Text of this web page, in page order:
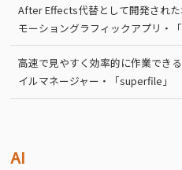
After Effects代替として開発され
モーショングラフィックアプリ・
高速で見やすく効率的に作業でき
イルマネージャー・「superfile」
AI